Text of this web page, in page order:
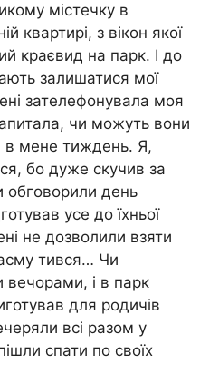
містечку в
квартирі, з вікон якої
краєвид на парк. І до
залишатися мої
зателефонувала моя
чи можуть вони
в мене тиждень. Я,
бо дуже скучив за
день
усе до їхньої
не дозволили взяти
тився… Чи
і в парк
для родичів
всі разом у
спати по своїх